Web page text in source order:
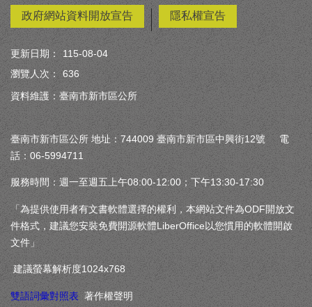
政府網站資料開放宣告
隱私權宣告
更新日期：
115-08-04
瀏覽人次：
636
資料維護：臺南市新市區公所
臺南市新市區公所 地址：744009 臺南市新市區中興街12號 電
話：06-5994711
服務時間：週一至週五上午08:00-12:00；下午13:30-17:30
「為提供使用者有文書軟體選擇的權利，本網站文件為ODF開放文
件格式，建議您安裝免費開源軟體LiberOffice以您慣用的軟體開啟
文件」
建議螢幕解析度1024x768
雙語詞彙對照表 著作權聲明